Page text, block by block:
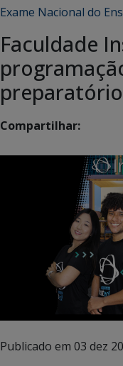
Exame Nacional do
Faculdade
Compartilhar:
Publicado em 03 dez